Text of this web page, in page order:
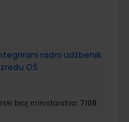
radni udžbenik
OŠ
broj ministarstva: 7108